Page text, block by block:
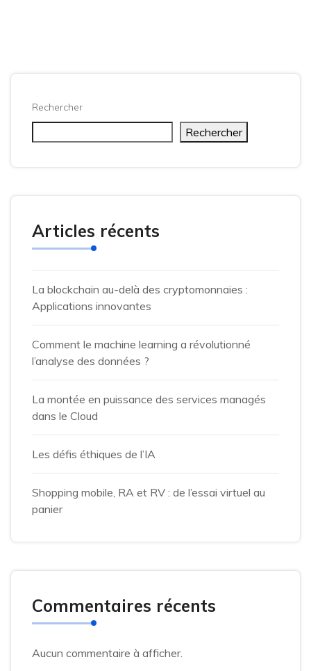
Rechercher
Rechercher
Articles récents
La blockchain au-delà des cryptomonnaies :
Applications innovantes
Comment le machine learning a révolutionné
l’analyse des données ?
La montée en puissance des services managés
dans le Cloud
Les défis éthiques de l’IA
Shopping mobile, RA et RV : de l’essai virtuel au
panier
Commentaires récents
Aucun commentaire à afficher.